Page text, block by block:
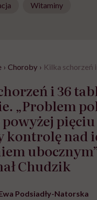
Witaminy
› Choroby › Kilka schorzeń
i 36
„Problem
kontrolę nad
Chudzik
Podsiadły-Natorska